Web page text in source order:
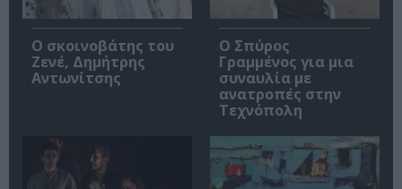
Ο σκοινοβάτης του
Ζενέ, Δημήτρης
Αντωνίτσης
Ο Σπύρος
Γραμμένος για μια
συναυλία με
ανατροπές στην
Τεχνόπολη